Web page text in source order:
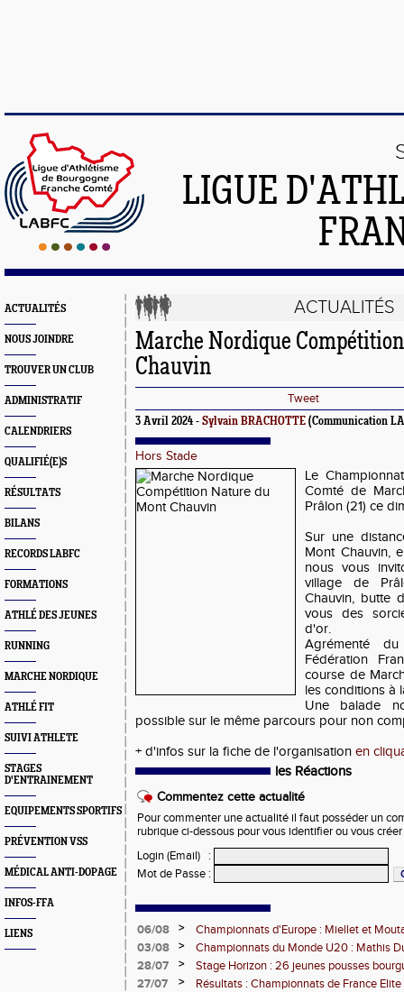
LIGUE
ACTUALITÉS
NOUS JOINDRE
TROUVER UN CLUB
ADMINISTRATIF
CALENDRIERS
QUALIFIÉ(E)S
RÉSULTATS
BILANS
RECORDS LABFC
FORMATIONS
ATHLÉ DES JEUNES
RUNNING
MARCHE NORDIQUE
ATHLÉ FIT
SUIVI ATHLETE
STAGES
D'ENTRAINEMENT
EQUIPEMENTS SPORTIFS
PRÉVENTION VSS
MÉDICAL ANTI-DOPAGE
INFOS-FFA
LIENS
ACTUALITÉS
Marche Nordique
Chauvin
Tweet
3 Avril 2024 - Sylvain BRACHOTTE (Communication
Hors Stade
Le
Comté de
Prâlon (21) ce
Sur une
Mont Chauvin,
nous vous
village de
Chauvin, butte
vous des
d'or.
Agrémenté
Fédération
course de
les conditions à
Une balade
possible sur le même parcours pour non
+ d'infos sur la fiche de l'organisation en
les Réactions
Commentez cette actualité
Pour commenter une actualité il faut posséder un
rubrique ci-dessous pour vous identifier ou vous
Login (Email)
:
Mot de Passe :
06/08 >
Championnats d'Europe : Miellet et
03/08
>
Championnats du Monde U20 : Mathis
3000m steeple
28/07 >
Stage Horizon : 26 jeunes pousses
comtoises retenues
27/07 >
Résultats : Championnats de France